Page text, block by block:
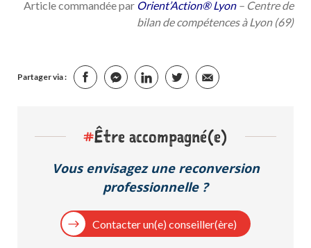
Article commandée par Orient’Action®Lyon– Centre de
bilan de compétences à Lyon (69)
Partager via :
#Être accompagné(e)
Vous envisagez une reconversion
professionnelle ?
Contacter un(e) conseiller(ère)